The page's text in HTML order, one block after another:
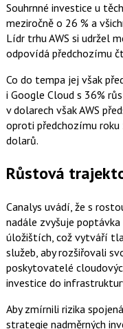
Souhrnné investice u
meziročně o 26 % a
Lídr trhu AWS si udržel
odpovídá předchozímu
Co do tempa jej však
i Google Cloud s 36%
v dolarech však AWS
oproti předchozímu
dolarů.
Růstová
Canalys uvádí, že s
nadále zvyšuje
úložištích, což vytváří
služeb, aby rozšiřovali
poskytovatelé
investice do
Aby zmírnili rizika
strategie nadměrných